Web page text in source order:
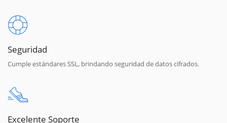
Seguridad
Cumple estándares SSL, brindando seguridad de datos cifrados.
Excelente Soporte